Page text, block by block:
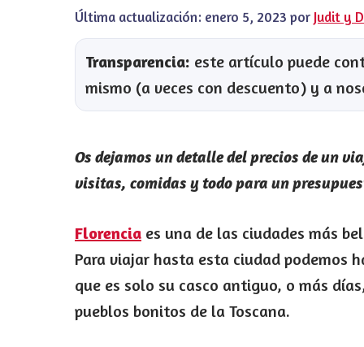
Última actualización: enero 5, 2023 por Judit y
Transparencia: este artículo puede
mismo (a veces con descuento) y a
Os dejamos un detalle del precios de un
visitas, comidas y todo para un
Florencia es una de las ciudades más
Para viajar hasta esta ciudad podemos
que es solo su casco antiguo, o más
pueblos bonitos de la Toscana.